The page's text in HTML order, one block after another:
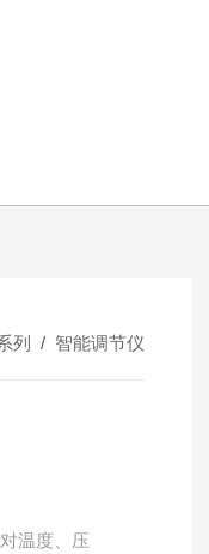
列 / 智能调节仪
温度、压